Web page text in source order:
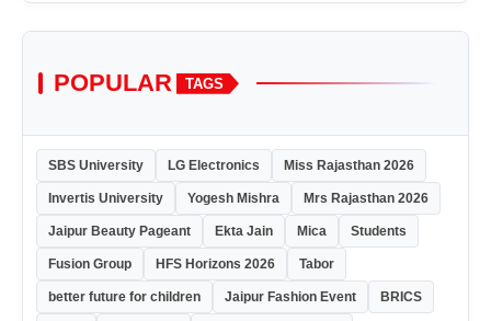
POPULAR TAGS
SBS University LG Electronics Miss Rajasthan 2026
Invertis University Yogesh Mishra Mrs Rajasthan 2026
Jaipur Beauty Pageant Ekta Jain Mica Students
Fusion Group HFS Horizons 2026 Tabor
better future for children Jaipur Fashion Event BRICS